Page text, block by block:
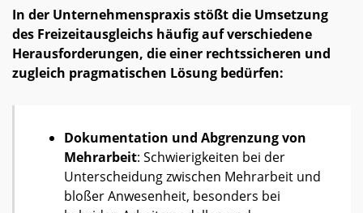
In der Unternehmenspraxis stößt die Umsetzung
des Freizeitausgleichs häufig auf verschiedene
Herausforderungen, die einer rechtssicheren und
zugleich pragmatischen Lösung bedürfen:
Dokumentation und Abgrenzung von
Mehrarbeit: Schwierigkeiten bei der
Unterscheidung zwischen Mehrarbeit und
bloßer Anwesenheit, besonders bei